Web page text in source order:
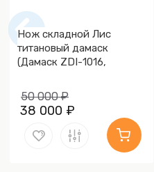
Нож складной Лис
титановый дамаск
(Дамаск ZDI-1016,
50 000 ₽
38 000 ₽